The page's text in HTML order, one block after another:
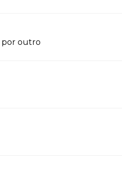
por outro